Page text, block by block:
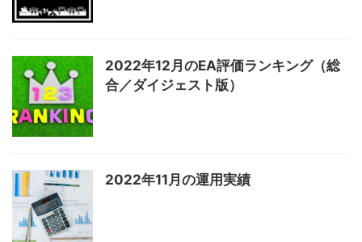
2022年12月のEA評価ランキング（総
合／ダイジェスト版）
2022年11月の運用実績